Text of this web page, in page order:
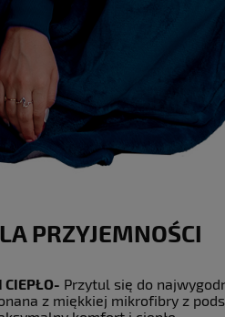
PRZYJEMNOŚCI
CIEPŁO- Przytul się do
z miękkiej mikrofibry z